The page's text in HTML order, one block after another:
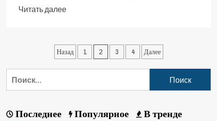
Читать далее
Назад 1 2 3 4 Далее
Последнее Популярное В тренде